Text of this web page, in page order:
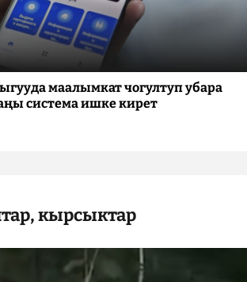
маалымкат чогултуп убара
система ишке кирет
кырсыктар